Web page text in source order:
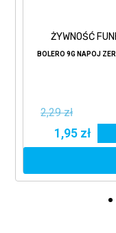
ŻYWNOŚĆ
BOLERO 9G NAPÓJ
2,29 zł
1,95 zł